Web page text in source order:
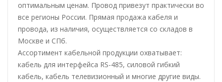
оптимальным ценам. Провод привезут практически во
все регионы России. Прямая продажа кабеля и
провода, из наличия, осуществляется со складов в
Москве и СПб.
Ассортимент кабельной продукции охватывает:
кабель для интерфейса RS-485, силовой гибкий
кабель, кабель телевизионный и многие другие виды.